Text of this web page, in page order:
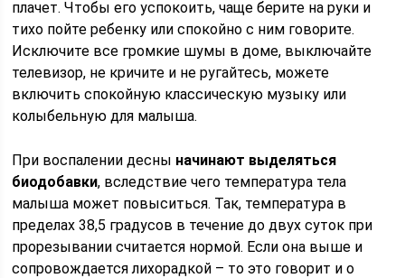
плачет. Чтобы его успокоить, чаще берите на руки и
тихо пойте ребенку или спокойно с ним говорите.
Исключите все громкие шумы в доме, выключайте
телевизор, не кричите и не ругайтесь, можете
включить спокойную классическую музыку или
колыбельную для малыша.
При воспалении десны начинают выделяться
биодобавки, вследствие чего температура тела
малыша может повыситься. Так, температура в
пределах 38,5 градусов в течение до двух суток при
прорезывании считается нормой. Если она выше и
сопровождается лихорадкой – то это говорит и о